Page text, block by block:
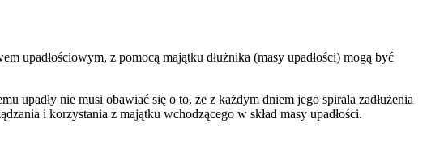
upadłościowym, z pomocą majątku dłużnika (masy upadłości) mogą być
upadły nie musi obawiać się o to, że z każdym dniem jego spirala zadłużenia
i korzystania z majątku wchodzącego w skład masy upadłości.